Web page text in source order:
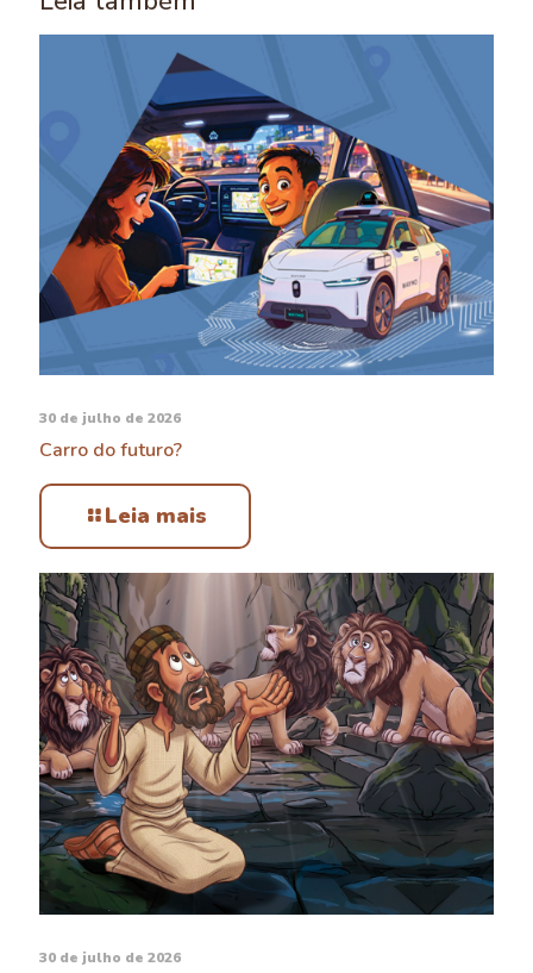
30 de julho de 2026
Carro do futuro?
Leia mais
30 de julho de 2026